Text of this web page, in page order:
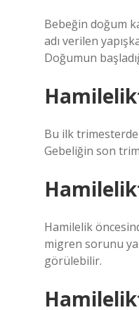
Bebeğin doğum
adı verilen
Doğumun
Bu ilk
Gebeliğin son
Hamilelik
migren sorunu
görülebilir.